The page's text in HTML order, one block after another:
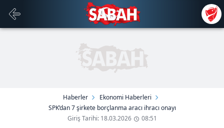
Haberler
Ekonomi Haberleri
SPK’dan 7 şirkete borçlanma aracı ihracı onayı
Giriş Tarihi: 18.03.2026
08:51